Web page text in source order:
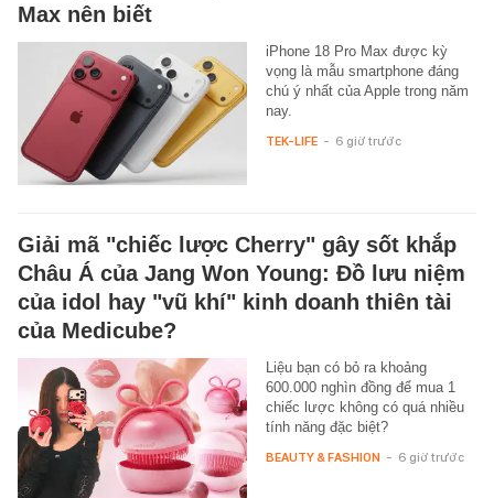
Max nên biết
iPhone 18 Pro Max được kỳ
vọng là mẫu smartphone đáng
chú ý nhất của Apple trong năm
nay.
TEK-LIFE - 6 giờ trước
Giải mã "chiếc lược Cherry" gây sốt khắp
Châu Á của Jang Won Young: Đồ lưu niệm
của idol hay "vũ khí" kinh doanh thiên tài
của Medicube?
Liệu bạn có bỏ ra khoảng
600.000 nghìn đồng để mua 1
chiếc lược không có quá nhiều
tính năng đặc biệt?
BEAUTY & FASHION - 6 giờ trước